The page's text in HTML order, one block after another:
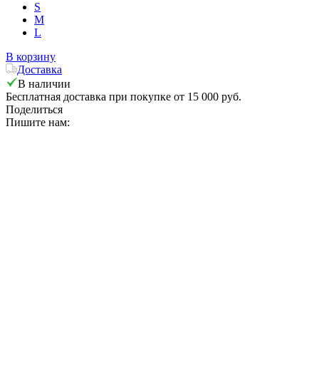
S
M
L
В корзину
Доставка
В наличии
Бесплатная доставка при покупке от 15 000 руб.
Поделиться
Пишите нам: